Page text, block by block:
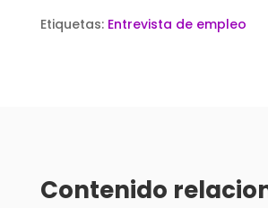
Etiquetas: Entrevista de empleo
Contenido